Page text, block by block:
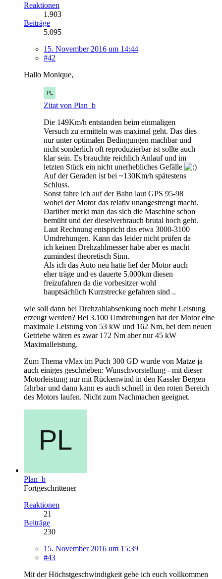
Reaktionen
1.903
Beiträge
5.095
15. November 2016 um 14:44
#42
Hallo Monique,
Zitat von Plan_b
Die 149Km/h entstanden beim einmaligen
Versuch zu ermitteln was maximal geht. Das dies
nur unter optimalen Bedingungen machbar und
nicht sonderlich oft reproduzierbar ist sollte auch
klar sein. Es brauchte reichlich Anlauf und im
letzten Stück ein nicht unerhebliches Gefälle
Auf der Geraden ist bei ~130Km/h spätestens
Schluss.
Sonst fahre ich auf der Bahn laut GPS 95-98
wobei der Motor das relativ unangestrengt macht.
Darüber merkt man das sich die Maschine schon
bemüht und der dieselverbrauch brutal hoch geht.
Laut Rechnung entspricht das etwa 3000-3100
Umdrehungen. Kann das leider nicht prüfen da
ich keinen Drehzahlmesser habe aber es macht
zumindest theoretisch Sinn.
Als ich das Auto neu hatte lief der Motor auch
eher träge und es dauerte 5.000km diesen
freizufahren da die vorbesitzer wohl
hauptsächlich Kurzstrecke gefahren sind ..
wie soll dann bei Drehzahlabsenkung noch mehr Leistung
erzeugt werden? Bei 3.100 Umdrehungen hat der Motor eine
maximale Leistung von 53 kW und 162 Nm, bei dem neuen
Getriebe wären es zwar 172 Nm aber nur 45 kW
Maximalleistung.
Zum Thema vMax im Puch 300 GD wurde von Matze ja
auch einiges geschrieben: Wunschvorstellung - mit dieser
Motorleistung nur mit Rückenwind in den Kassler Bergen
fahrbar und dann kann es auch schnell in den roten Bereich
des Motors laufen. Nicht zum Nachmachen geeignet.
Plan_b
Fortgeschrittener
Reaktionen
21
Beiträge
230
15. November 2016 um 15:39
#43
Mit der Höchstgeschwindigkeit gebe ich euch vollkommen